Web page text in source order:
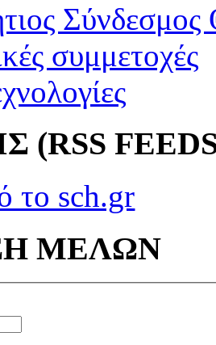
συμμετοχές
(RSS
το sch.gr
ΜΕΛΩΝ